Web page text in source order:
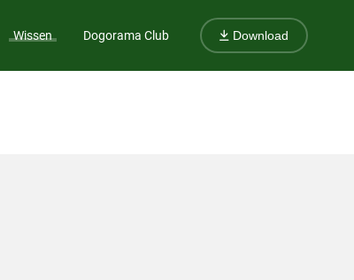
Wissen Dogorama Club Download